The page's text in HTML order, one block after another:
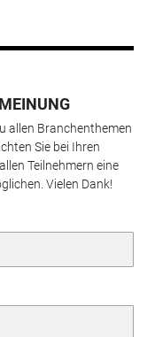
allen Branchenthemen
Sie bei Ihren
Teilnehmern eine
Vielen Dank!